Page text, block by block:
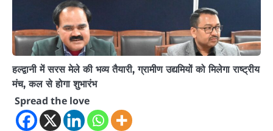
हल्द्वानी में सरस मेले की भव्य तैयारी, ग्रामीण उद्यमियों को मिलेगा राष्ट्रीय
मंच, कल से होगा शुभारंभ
Spread the love